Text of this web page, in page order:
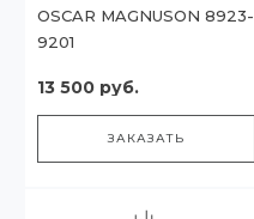
OSCAR MAGNUSON 8923-
9201
13 500 руб.
ЗАКАЗАТЬ